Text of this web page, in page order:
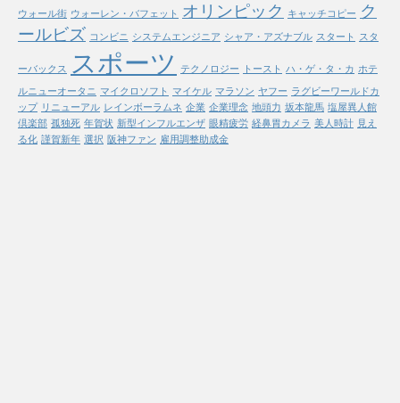
ウォール街 ウォーレン・バフェット オリンピック キャッチコピー ク
ールビズ コンビニ システムエンジニア シャア・アズナブル スタート スタ
ーバックス スポーツ テクノロジー トースト ハ・ゲ・タ・カ ホテ
ルニューオータニ マイクロソフト マイケル マラソン ヤフー ラグビーワールドカ
ップ リニューアル レインボーラムネ 企業 企業理念 地頭力 坂本龍馬 塩屋異人館
倶楽部 孤独死 年賀状 新型インフルエンザ 眼精疲労 経鼻胃カメラ 美人時計 見え
る化 謹賀新年 選択 阪神ファン 雇用調整助成金